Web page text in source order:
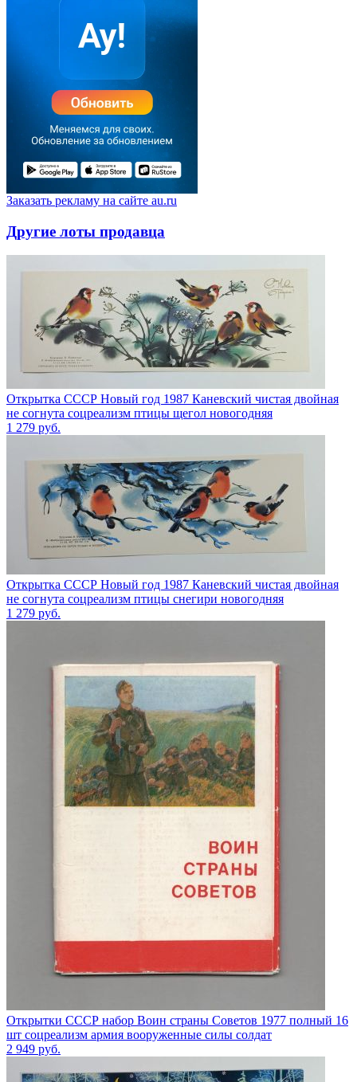
Заказать рекламу на сайте au.ru
Другие лоты продавца
Открытка СССР Новый год 1987 Каневский чистая двойная
не согнута соцреализм птицы щегол новогодняя
1 279 руб.
Открытка СССР Новый год 1987 Каневский чистая двойная
не согнута соцреализм птицы снегири новогодняя
1 279 руб.
Открытки СССР набор Воин страны Советов 1977 полный 16
шт соцреализм армия вооруженные силы солдат
2 949 руб.